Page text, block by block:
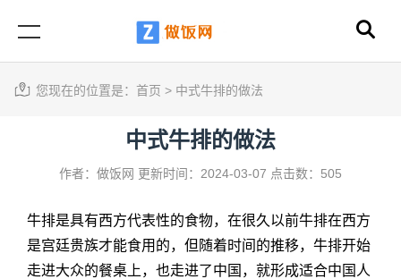
您现在的位置是： 首页 > 中式牛排的做法
中式牛排的做法
作者：做饭网 更新时间：2024-03-07 点击数：505
牛排是具有西方代表性的食物，在很久以前牛排在西方
是宫廷贵族才能食用的，但随着时间的推移，牛排开始
走进大众的餐桌上，也走进了中国，就形成适合中国人